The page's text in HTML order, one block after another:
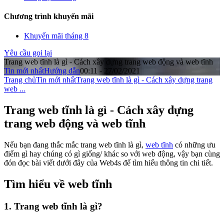
Chương trình khuyến mãi
Khuyến mãi tháng 8
Yêu cầu gọi lại
Trang web tĩnh là gì - Cách xây dựng trang web động và web tĩnh
Tin mới nhấtHướng dẫn00:11 - 27/02/2021
Trang chủTin mới nhấtTrang web tĩnh là gì - Cách xây dựng trang
web ...
Trang web tĩnh là gì - Cách xây dựng
trang web động và web tĩnh
Nếu bạn đang thắc mắc trang web tĩnh là gì, web tĩnh có những ưu
điểm gì hay chúng có gì giống/ khác so với web động, vậy bạn cùng
đón đọc bài viết dưới đây của Web4s để tìm hiểu thông tin chi tiết.
Tìm hiểu về web tĩnh
1. Trang web tĩnh là gì?